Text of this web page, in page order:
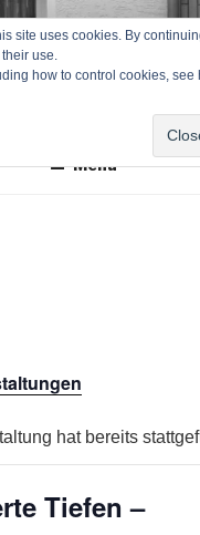
Menü
hat bereits
Tiefen –
site uses cookies. By
use.
how to control cookies, see